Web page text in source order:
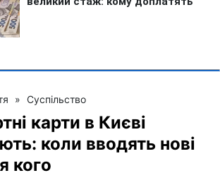
» Суспільство
карти в Києві
коли вводять нові
кого